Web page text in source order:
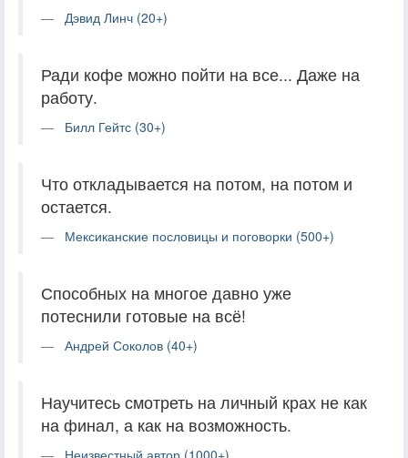
Дэвид Линч (20+)
Ради кофе можно пойти на все... Даже на
работу.
Билл Гейтс (30+)
Что откладывается на потом, на потом и
остается.
Мексиканские пословицы и поговорки (500+)
Способных на многое давно уже
потеснили готовые на всё!
Андрей Соколов (40+)
Научитесь смотреть на личный крах не как
на финал, а как на возможность.
Неизвестный автор (1000+)